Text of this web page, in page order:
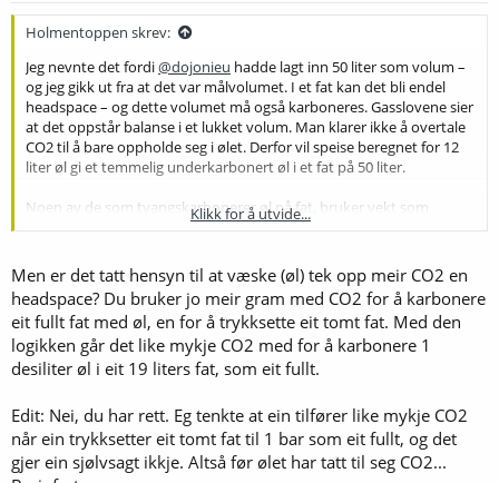
Holmentoppen skrev:
Jeg nevnte det fordi@dojonieu hadde lagt inn 50 liter som volum –
og jeg gikk ut fra at det var målvolumet. I et fat kan det bli endel
headspace – og dette volumet må også karboneres. Gasslovene sier
at det oppstår balanse i et lukket volum. Man klarer ikke å overtale
CO2 til å bare oppholde seg i ølet. Derfor vil speise beregnet for 12
liter øl gi et temmelig underkarbonert øl i et fat på 50 liter.
Noen av de som tvangskarbonerer øl på fat, bruker vekt som
tabellen.Det er m.a.o. volumet i mottakerfatet
skal tilføres, ikke hvor mye øl det er i fatet. I flasker man fyller helt
opp har det ingen praktisk betydning.
Klikk for å utvide...
Men er det tatt hensyn til at væske (øl) tek opp meir CO2 en
headspace? Du bruker jo meir gram med CO2 for å karbonere
eit fullt fat med øl, en for å trykksette eit tomt fat. Med den
logikken går det like mykje CO2 med for å karbonere 1
desiliter øl i eit 19 liters fat, som eit fullt.
Edit: Nei, du har rett. Eg tenkte at ein tilfører like mykje CO2
når ein trykksetter eit tomt fat til 1 bar som eit fullt, og det
gjer ein sjølvsagt ikkje. Altså før ølet har tatt til seg CO2...